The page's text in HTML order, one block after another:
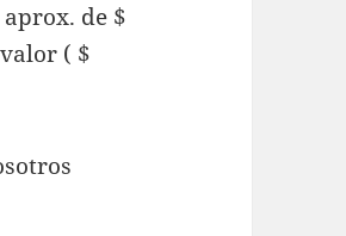
de $
( $